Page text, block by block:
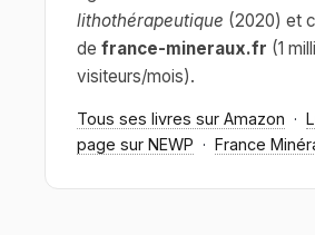
lithothérapeutique (2020) et
de france-mineraux.fr (1
visiteurs/mois).
Tous ses livres sur Amazon ·
page sur NEWP · France